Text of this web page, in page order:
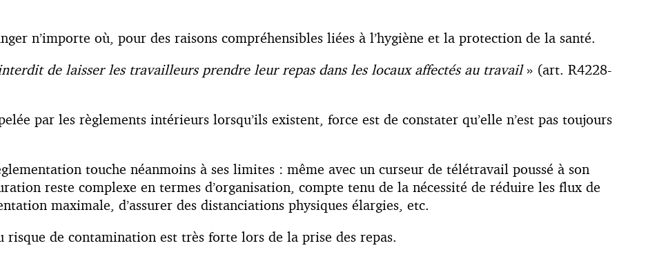
n’importe où, pour des raisons compréhensibles liées à l’hygiène et la protection de la santé.
de laisser les travailleurs prendre leur repas dans les locaux affectés au travail» (art. R4228-
par les règlements intérieurs lorsqu’ils existent, force est de constater qu’elle n’est pas toujours
touche néanmoins à ses limites : même avec un curseur de télétravail poussé à son
reste complexe en termes d’organisation, compte tenu de la nécessité de réduire les flux de
maximale, d’assurer des distanciations physiques élargies, etc.
risque de contamination est très forte lors de la prise des repas.